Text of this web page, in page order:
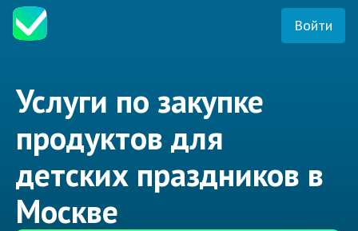
Войти
Услуги по закупке
продуктов для
детских праздников в
Москве